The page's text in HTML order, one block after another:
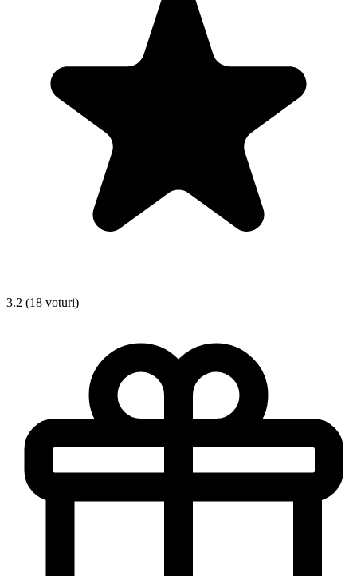
3.2 (18 voturi)